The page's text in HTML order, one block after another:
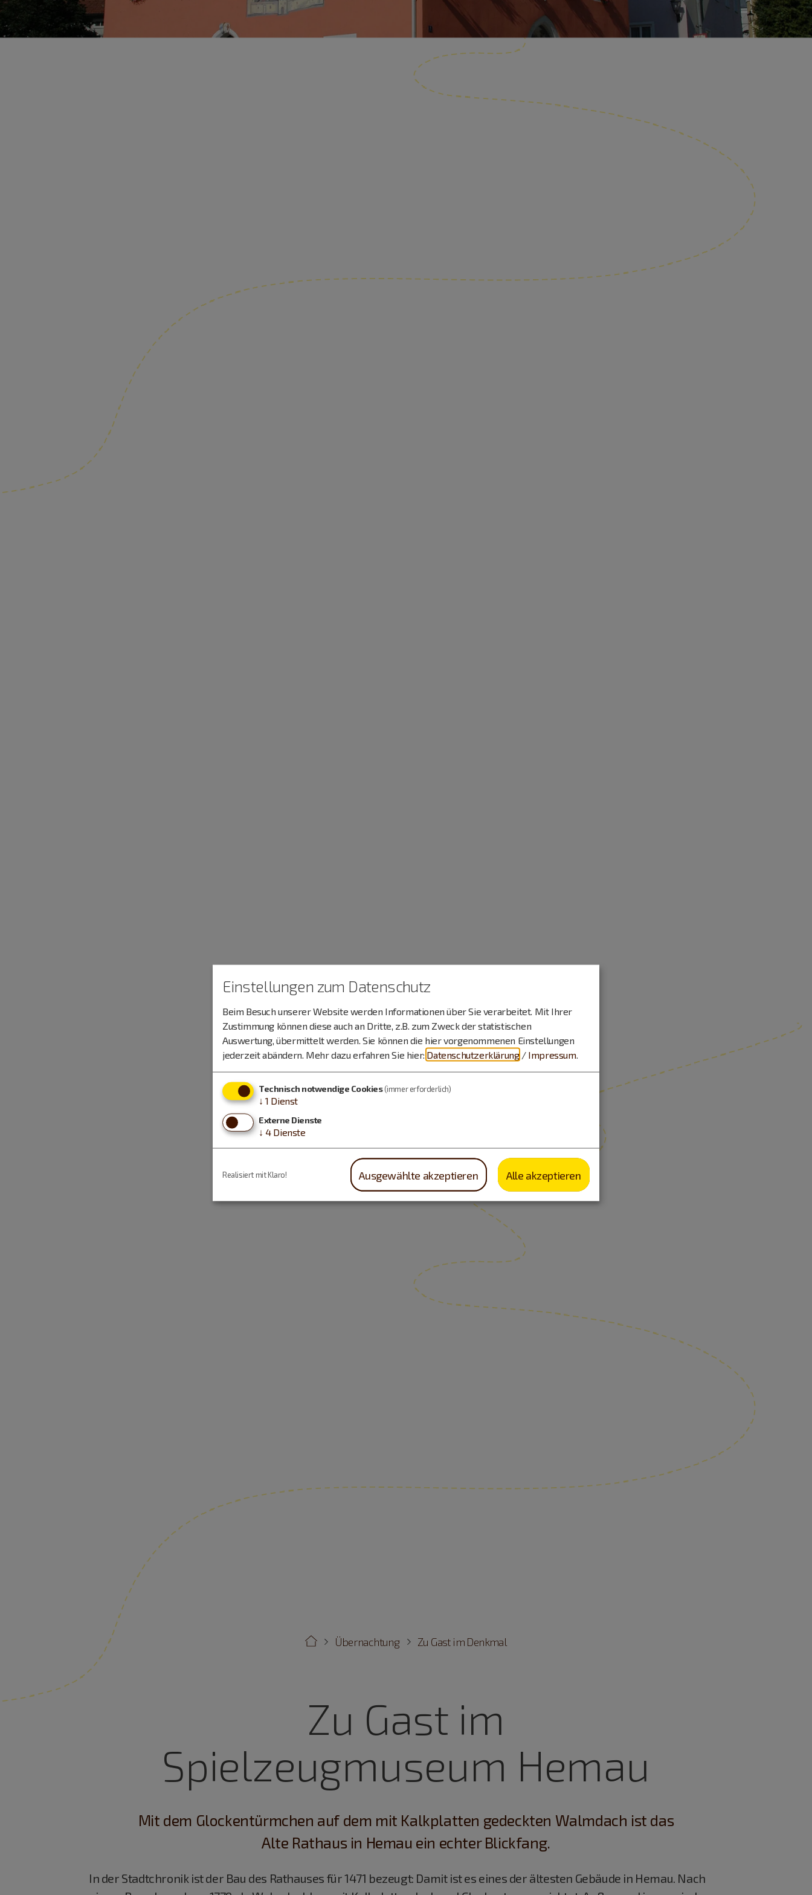
Zu Gast im Denkmal
Übernachtung
Zu Gast im
Spielzeugmuseum Hemau
Mit dem Glockentürmchen auf dem mit Kalkplatten gedeckten Walmdach ist das
Alte Rathaus in Hemau ein echter Blickfang.
In der Stadtchronik ist der Bau des Rathauses für 1471 bezeugt: Damit ist es eines der ältesten Gebäude in Hemau. Nach
Einstellungen zum Datenschutz
Beim Besuch unserer Website werden Informationen über Sie verarbeitet. Mit Ihrer
Zustimmung können diese auch an Dritte, z.B. zum Zweck der statistischen
Auswertung, übermittelt werden. Sie können die hier vorgenommenen Einstellungen
jederzeit abändern. Mehr dazu erfahren Sie hier: Datenschutzerklärung / Impressum.
Technisch notwendige Cookies(immer erforderlich)
↓ 1 Dienst
Externe Dienste
↓ 4 Dienste
Ausgewählte akzeptieren Alle akzeptieren
Realisiert mit Klaro!